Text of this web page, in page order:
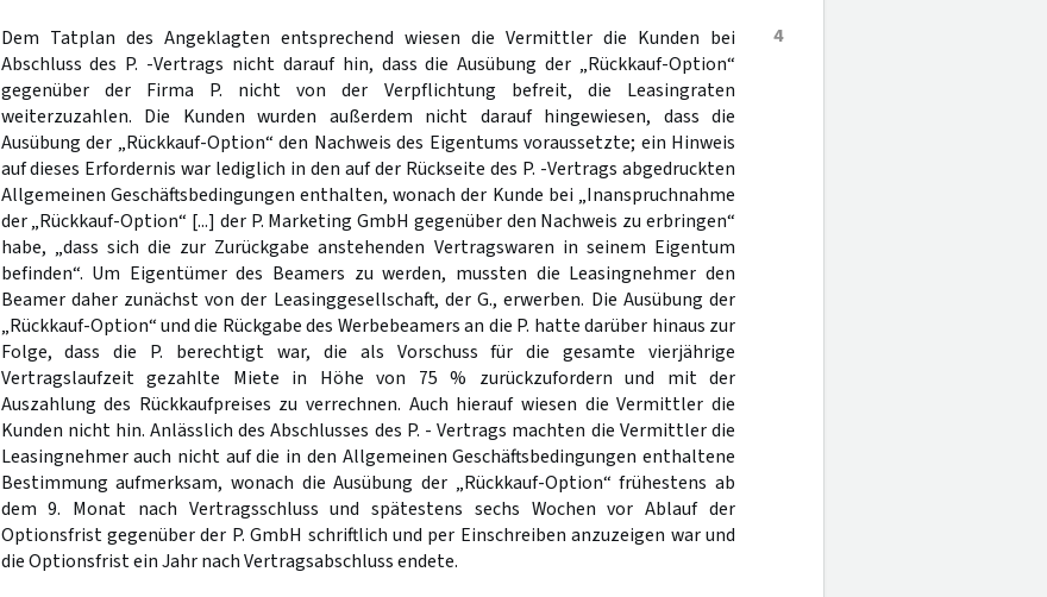
4
Dem Tatplan des Angeklagten entsprechend wiesen die Vermittler die Kunden bei
Abschluss des P. -Vertrags nicht darauf hin, dass die Ausübung der „Rückkauf-Option“
gegenüber der Firma P. nicht von der Verpflichtung befreit, die Leasingraten
weiterzuzahlen. Die Kunden wurden außerdem nicht darauf hingewiesen, dass die
Ausübung der „Rückkauf-Option“ den Nachweis des Eigentums voraussetzte; ein Hinweis
auf dieses Erfordernis war lediglich in den auf der Rückseite des P. -Vertrags abgedruckten
Allgemeinen Geschäftsbedingungen enthalten, wonach der Kunde bei „Inanspruchnahme
der „Rückkauf-Option“ [...] der P. Marketing GmbH gegenüber den Nachweis zu erbringen“
habe, „dass sich die zur Zurückgabe anstehenden Vertragswaren in seinem Eigentum
befinden“. Um Eigentümer des Beamers zu werden, mussten die Leasingnehmer den
Beamer daher zunächst von der Leasinggesellschaft, der G., erwerben. Die Ausübung der
„Rückkauf-Option“ und die Rückgabe des Werbebeamers an die P. hatte darüber hinaus zur
Folge, dass die P. berechtigt war, die als Vorschuss für die gesamte vierjährige
Vertragslaufzeit gezahlte Miete in Höhe von 75 % zurückzufordern und mit der
Auszahlung des Rückkaufpreises zu verrechnen. Auch hierauf wiesen die Vermittler die
Kunden nicht hin. Anlässlich des Abschlusses des P. - Vertrags machten die Vermittler die
Leasingnehmer auch nicht auf die in den Allgemeinen Geschäftsbedingungen enthaltene
Bestimmung aufmerksam, wonach die Ausübung der „Rückkauf-Option“ frühestens ab
dem 9. Monat nach Vertragsschluss und spätestens sechs Wochen vor Ablauf der
Optionsfrist gegenüber der P. GmbH schriftlich und per Einschreiben anzuzeigen war und
die Optionsfrist ein Jahr nach Vertragsabschluss endete.